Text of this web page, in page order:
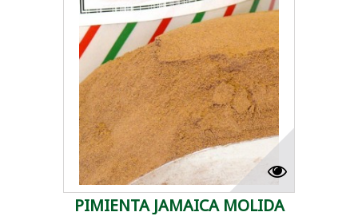
PIMIENTA JAMAICA MOLIDA